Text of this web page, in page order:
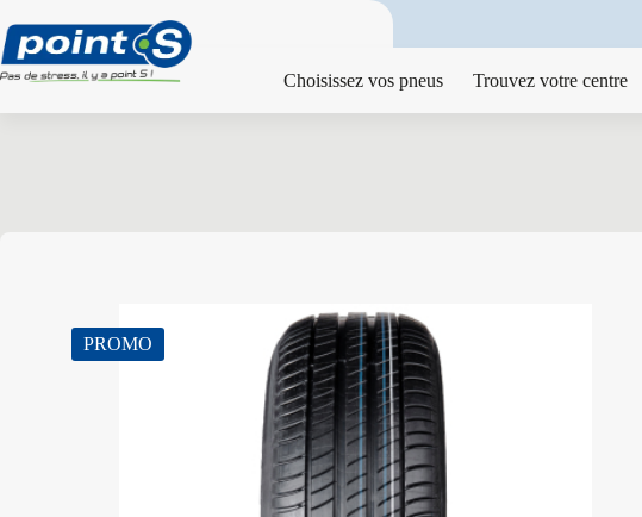
au
contenu
Choisissez vos pneus Trouvez votre centre
PROMO